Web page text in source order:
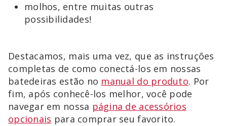
molhos, entre muitas outras
possibilidades!
Destacamos, mais uma vez, que as instruções
completas de como conectá-los em nossas
batedeiras estão no manual do produto. Por
fim, após conhecê-los melhor, você pode
navegar em nossa página de acessórios
opcionais para comprar seu favorito.